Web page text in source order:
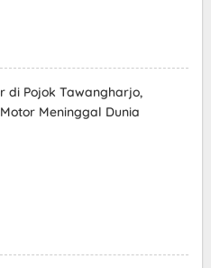
di Pojok Tawangharjo,
Meninggal Dunia